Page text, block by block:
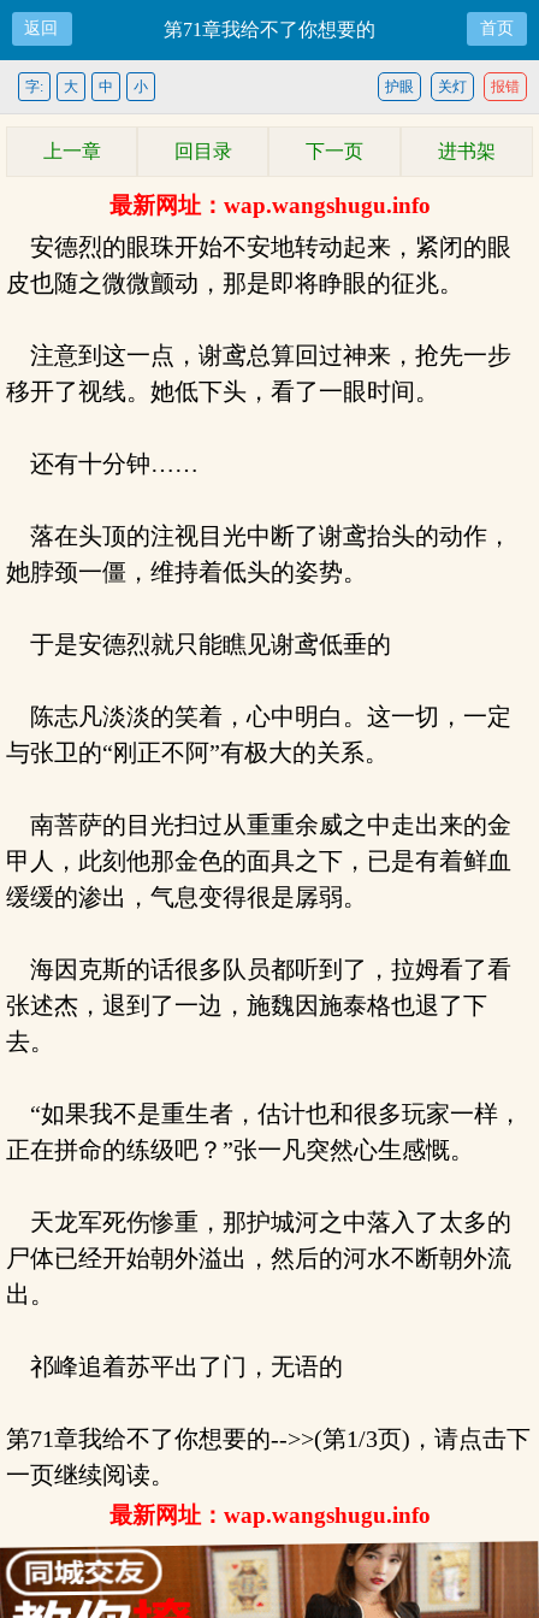
返回 第71章我给不了你想要的 首页
报错
关灯
护眼
字: 大 中 小
上一章 回目录 下一页 进书架
最新网址：wap.wangshugu.info
安德烈的眼珠开始不安地转动起来，紧闭的眼
皮也随之微微颤动，那是即将睁眼的征兆。
注意到这一点，谢鸢总算回过神来，抢先一步
移开了视线。她低下头，看了一眼时间。
还有十分钟……
落在头顶的注视目光中断了谢鸢抬头的动作，
她脖颈一僵，维持着低头的姿势。
于是安德烈就只能瞧见谢鸢低垂的
陈志凡淡淡的笑着，心中明白。这一切，一定
与张卫的“刚正不阿”有极大的关系。
南菩萨的目光扫过从重重余威之中走出来的金
甲人，此刻他那金色的面具之下，已是有着鲜血
缓缓的渗出，气息变得很是孱弱。
海因克斯的话很多队员都听到了，拉姆看了看
张述杰，退到了一边，施魏因施泰格也退了下
去。
“如果我不是重生者，估计也和很多玩家一样，
正在拼命的练级吧？”张一凡突然心生感慨。
天龙军死伤惨重，那护城河之中落入了太多的
尸体已经开始朝外溢出，然后的河水不断朝外流
出。
祁峰追着苏平出了门，无语的
第71章我给不了你想要的-->>(第1/3页)，请点击下
一页继续阅读。
最新网址：wap.wangshugu.info